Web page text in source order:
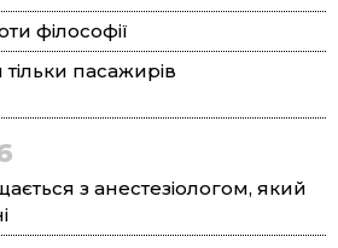
філософії
пасажирів
з анестезіологом, який